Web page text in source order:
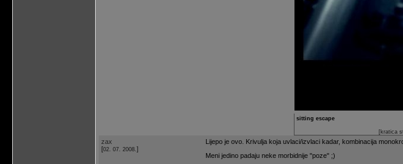
sitting escape
[kratica
zax
[02. 07. 2008. ]
Lijepo je ovo. Krivulja koja uvlaci/izvlaci kadar, kombinacija
Meni jedino padaju neke morbidnije "poze" ;)